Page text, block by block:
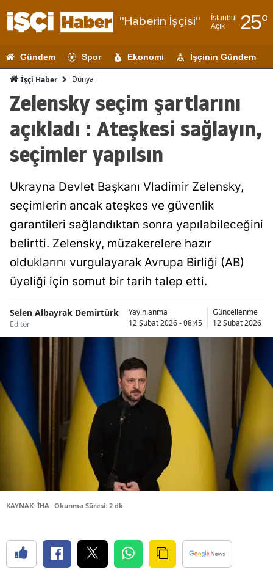
"Haberin İşçisi"
İstanbul
Açık
25°
Adıyaman
Ağrı
Amasya
Antalya
Balıkesir
Bingöl
Bitlis
Burdur
Bursa
Çanakkale
Çankırı
Çorum
Diyarbakır
Edirne
Gündem Spor Ekonomi İşçinin Gündemi
İşçi Haber Dünya
Zelensky seçim şartlarını
açıkladı : Ateşkesi sağlayın,
seçimler yapılsın
Ukrayna Devlet Başkanı Vladimir Zelensky,
seçimlerin ancak ateşkes ve güvenlik
garantileri sağlandıktan sonra yapılabileceğini
belirtti. Zelensky, müzakerelere hazır
olduklarını vurgulayarak Avrupa Birliği (AB)
üyeliği için somut bir tarih talep etti.
Selen Albayrak Demirtürk
Editör
Yayınlanma
12 Şubat 2026 - 08:45
Güncellenme
12 Şubat 2026 -
KAYNAK: İHA Okunma Süresi: 2 dk